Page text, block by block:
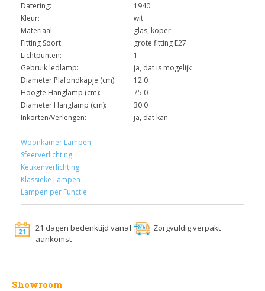
Datering:
1940
Kleur:
wit
Materiaal:
glas, koper
Fitting Soort:
grote fitting E27
Lichtpunten:
1
Gebruik ledlamp:
ja, dat is mogelijk
Diameter Plafondkapje (cm):
12.0
Hoogte Hanglamp (cm):
75.0
Diameter Hanglamp (cm):
30.0
Inkorten/Verlengen:
ja, dat kan
Woonkamer Lampen
Sfeerverlichting
Keukenverlichting
Klassieke Lampen
Lampen per Functie
21 dagen bedenktijd vanaf
aankomst
Zorgvuldig verpakt
Showroom